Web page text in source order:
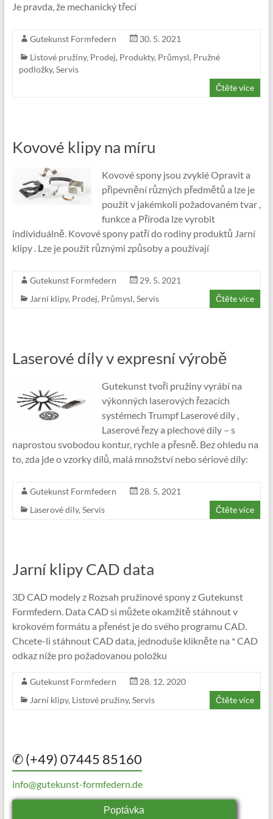
Je pravda, že mechanický třecí
Gutekunst Formfedern
30. 5. 2021
Listové pružiny, Prodej, Produkty, Průmysl, Pružné
podložky, Servis
Čtěte více
Kovové klipy na míru
Kovové spony jsou zvyklé Opravit a
připevnění různých předmětů a lze je
použít v jakémkoli požadovaném tvar ,
funkce a Příroda lze vyrobit
individuálně. Kovové spony patří do rodiny produktů Jarní
klipy . Lze je použít různými způsoby a používají
Gutekunst Formfedern
29. 5. 2021
Jarní klipy, Prodej, Průmysl, Servis Čtěte více
Laserové díly v expresní výrobě
Gutekunst tvoří pružiny vyrábí na
výkonných laserových řezacích
systémech Trumpf Laserové díly ,
Laserové řezy a plechové díly – s
naprostou svobodou kontur, rychle a přesně. Bez ohledu na
to, zda jde o vzorky dílů, malá množství nebo sériové díly:
Gutekunst Formfedern
28. 5. 2021
Laserové díly, Servis Čtěte více
Jarní klipy CAD data
3D CAD modely z Rozsah pružinové spony z Gutekunst
Formfedern. Data CAD si můžete okamžitě stáhnout v
krokovém formátu a přenést je do svého programu CAD.
Chcete-li stáhnout CAD data, jednoduše klikněte na * CAD
odkaz níže pro požadovanou položku
Gutekunst Formfedern
28. 12. 2020
Jarní klipy, Listové pružiny, Servis Čtěte více
✆ (+49) 07445 85160
info@gutekunst-formfedern.de
Poptávka